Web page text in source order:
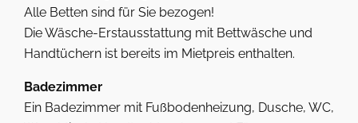
Alle Betten sind für Sie bezogen!
Die Wäsche-Erstausstattung mit Bettwäsche und
Handtüchern ist bereits im Mietpreis enthalten.
Badezimmer
Ein Badezimmer mit Fußbodenheizung, Dusche, WC,